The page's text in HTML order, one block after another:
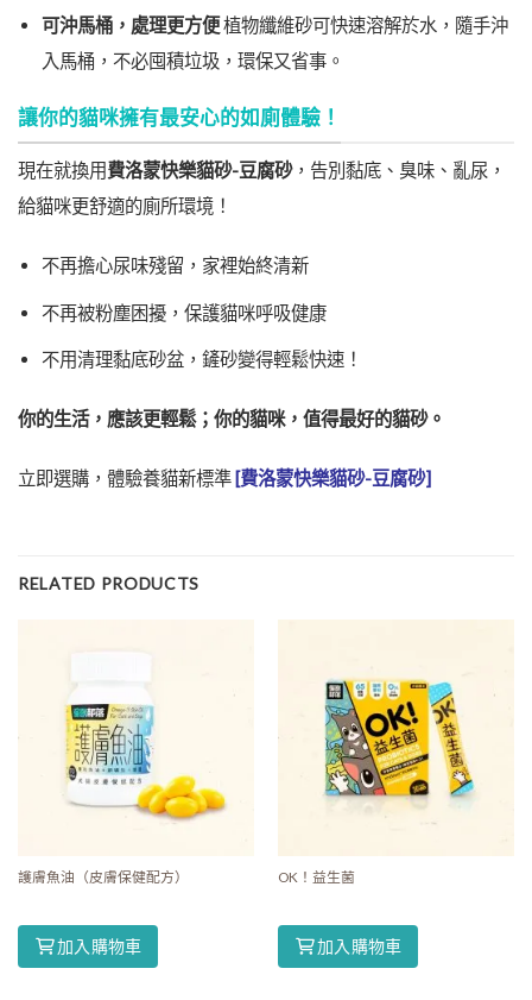
可沖馬桶，處理更方便植物纖維砂可快速溶解於水，隨手沖
入馬桶，不必囤積垃圾，環保又省事。
讓你的貓咪擁有最安心的如廁體驗！
現在就換用費洛蒙快樂貓砂-豆腐砂，告別黏底、臭味、亂尿，
給貓咪更舒適的廁所環境！
不再擔心尿味殘留，家裡始終清新
不再被粉塵困擾，保護貓咪呼吸健康
不用清理黏底砂盆，鏟砂變得輕鬆快速！
你的生活，應該更輕鬆；你的貓咪，值得最好的貓砂。
立即選購，體驗養貓新標準[費洛蒙快樂貓砂-豆腐砂]
RELATED PRODUCTS
護膚魚油（皮膚保健配方）
加入購物車
OK！益生菌
加入購物車